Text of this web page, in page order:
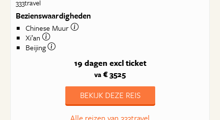
333travel
Bezienswaardigheden
Chinese Muur
Xi’an
Beijing
19 dagen excl ticket
va € 3525
BEKIJK DEZE REIS